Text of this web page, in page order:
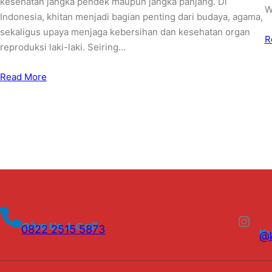
Indonesia, khitan menjadi bagian penting dari budaya, agama,
sekaligus upaya menjaga kebersihan dan kesehatan organ
reproduksi laki-laki. Seiring…
Read More
Give Us A Call
0822 2515 5873 Instagram